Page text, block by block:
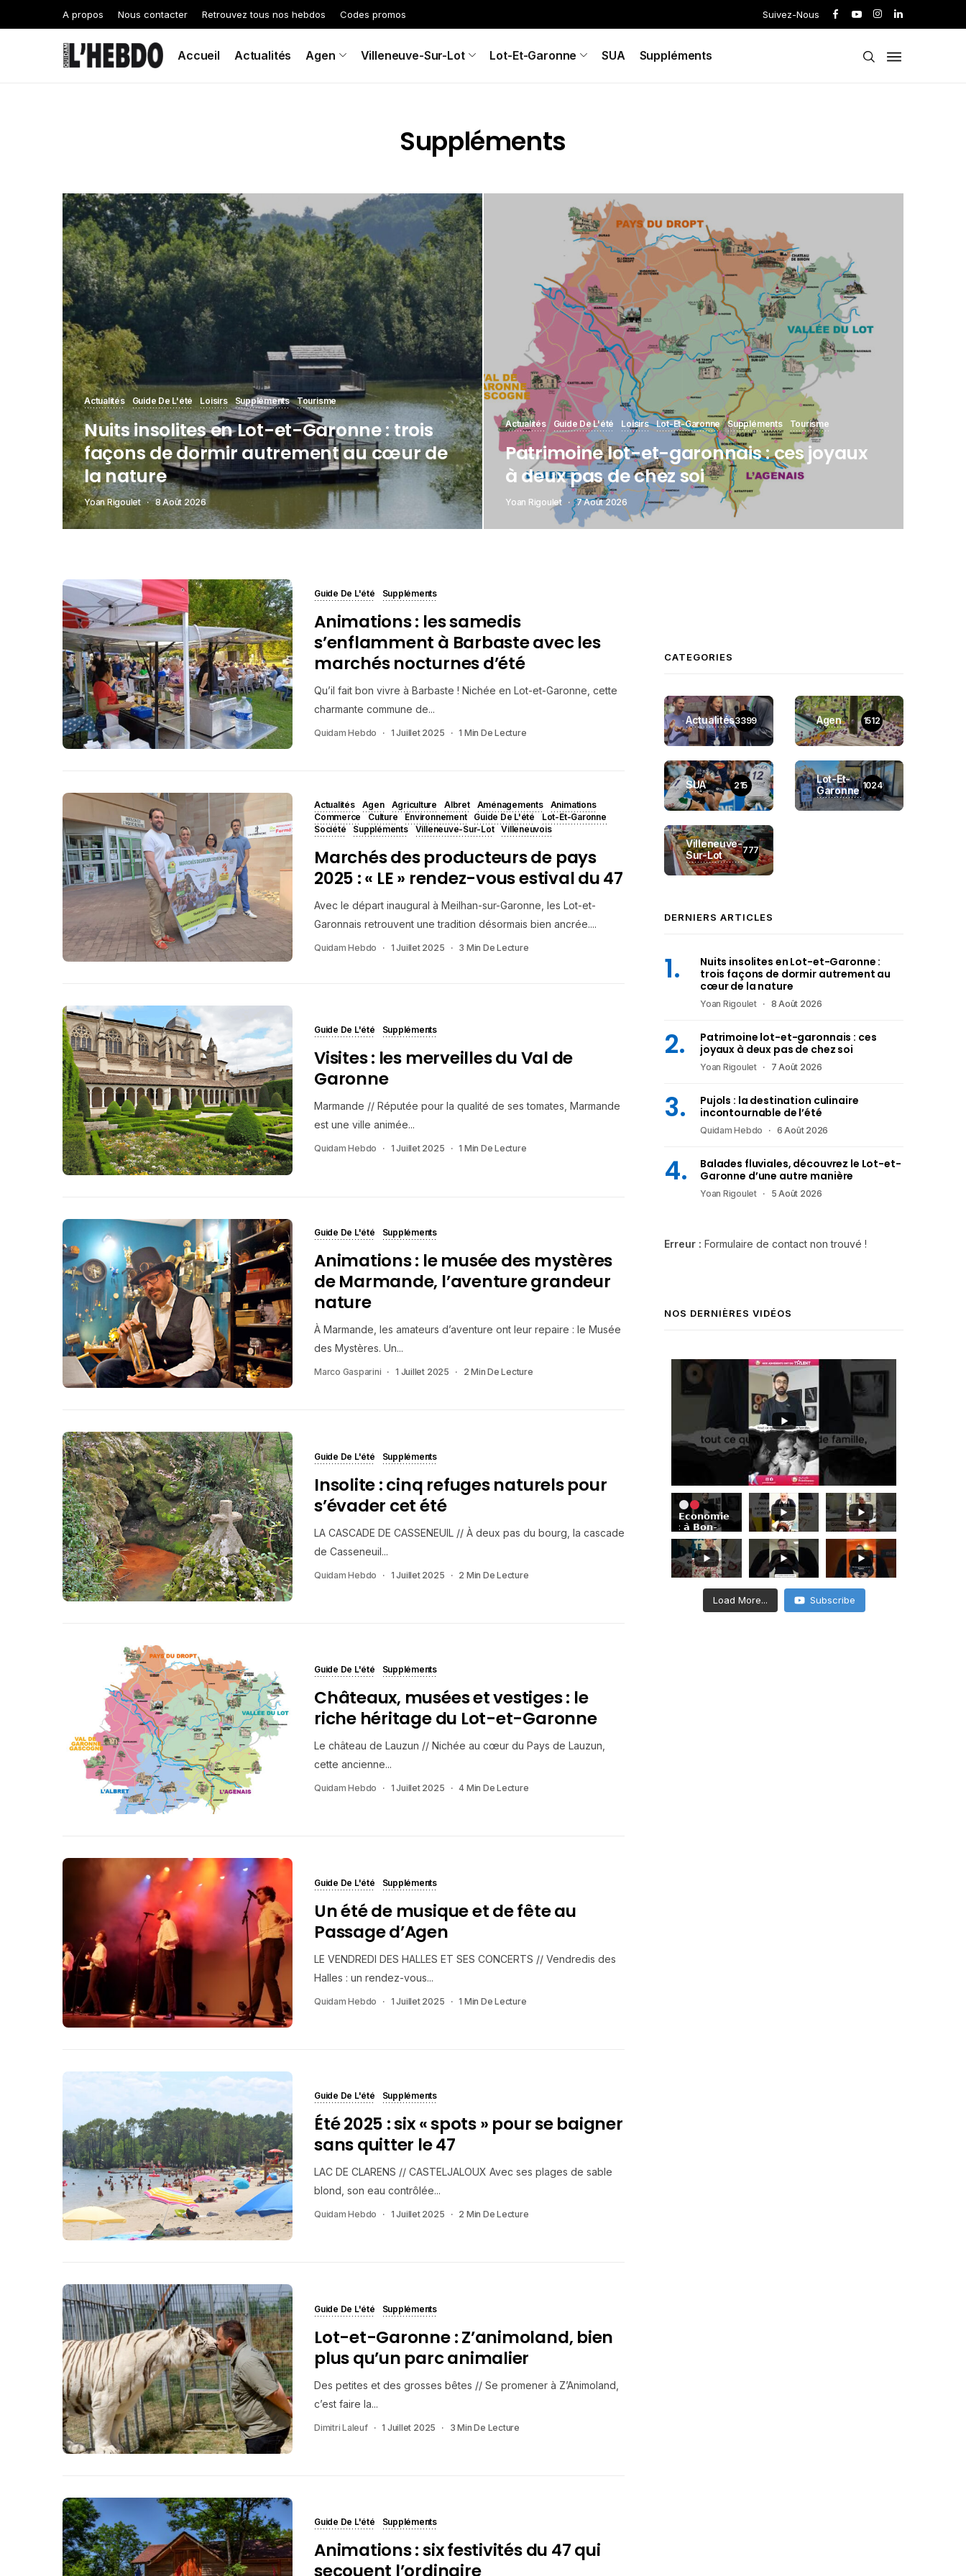
A propos Nous contacter Retrouvez tous nos hebdos Codes promos Suivez-Nous
Accueil Actualités Agen Villeneuve-Sur-Lot Lot-Et-Garonne SUA Suppléments
Suppléments
Actualités Guide De L'été Loisirs Suppléments Tourisme
Nuits insolites en Lot-et-Garonne : trois
façons de dormir autrement au cœur de
la nature
Yoan Rigoulet 8 Août 2026
Actualités Guide De L'été Loisirs Lot-Et-Garonne Suppléments Tourisme
Patrimoine lot-et-garonnais : ces joyaux
à deux pas de chez soi
Yoan Rigoulet 7 Août 2026
Guide De L'été Suppléments
Animations : les samedis
s’enflamment à Barbaste avec les
marchés nocturnes d’été
Qu’il fait bon vivre à Barbaste ! Nichée en Lot-et-Garonne, cette
charmante commune de...
Quidam Hebdo 1 Juillet 2025 1 Min De Lecture
Actualités Agen Agriculture Albret Aménagements
Animations
Commerce
Culture Environnement Guide De L'été
Lot-Et-Garonne
Société
Suppléments Villeneuve-Sur-Lot Villeneuvois
Marchés des producteurs de pays
2025 : « LE » rendez-vous estival du 47
Avec le départ inaugural à Meilhan-sur-Garonne, les Lot-et-
Garonnais retrouvent une tradition désormais bien ancrée....
Quidam Hebdo 1 Juillet 2025 3 Min De Lecture
Guide De L'été Suppléments
Visites : les merveilles du Val de
Garonne
Marmande // Réputée pour la qualité de ses tomates, Marmande
est une ville animée...
Quidam Hebdo 1 Juillet 2025 1 Min De Lecture
Guide De L'été Suppléments
Animations : le musée des mystères
de Marmande, l’aventure grandeur
nature
À Marmande, les amateurs d’aventure ont leur repaire : le Musée
des Mystères. Un...
Marco Gasparini 1 Juillet 2025 2 Min De Lecture
Guide De L'été Suppléments
Insolite : cinq refuges naturels pour
s’évader cet été
LA CASCADE DE CASSENEUIL // À deux pas du bourg, la cascade
de Casseneuil...
Quidam Hebdo 1 Juillet 2025 2 Min De Lecture
Guide De L'été Suppléments
Châteaux, musées et vestiges : le
riche héritage du Lot-et-Garonne
Le château de Lauzun // Nichée au cœur du Pays de Lauzun,
cette ancienne...
Quidam Hebdo 1 Juillet 2025 4 Min De Lecture
Guide De L'été Suppléments
Un été de musique et de fête au
Passage d’Agen
LE VENDREDI DES HALLES ET SES CONCERTS // Vendredis des
Halles : un rendez-vous...
Quidam Hebdo 1 Juillet 2025 1 Min De Lecture
Guide De L'été Suppléments
Été 2025 : six « spots » pour se baigner
sans quitter le 47
LAC DE CLARENS // CASTELJALOUX Avec ses plages de sable
blond, son eau contrôlée...
Quidam Hebdo 1 Juillet 2025 2 Min De Lecture
Guide De L'été Suppléments
Lot-et-Garonne : Z’animoland, bien
plus qu’un parc animalier
Des petites et des grosses bêtes // Se promener à Z’Animoland,
c’est faire la...
Dimitri Laleuf 1 Juillet 2025 3 Min De Lecture
Guide De L'été Suppléments
Animations : six festivités du 47 qui
secouent l’ordinaire
CATEGORIES
Actualités3399 Agen 1512
SUA 215
Lot-Et-
Garonne 1024
Villeneuve-
Sur-Lot
777
DERNIERS ARTICLES
Nuits insolites en Lot-et-Garonne :
trois façons de dormir autrement au
cœur de la nature
Yoan Rigoulet 8 Août 2026
Patrimoine lot-et-garonnais : ces
joyaux à deux pas de chez soi
Yoan Rigoulet 7 Août 2026
Pujols : la destination culinaire
incontournable de l’été
Quidam Hebdo 6 Août 2026
Balades fluviales, découvrez le Lot-et-
Garonne d’une autre manière
Yoan Rigoulet 5 Août 2026
Erreur : Formulaire de contact non trouvé !
NOS DERNIÈRES VIDÉOS
𝗘𝗰𝗼𝗻𝗼𝗺𝗶𝗲
: 𝗮̀ 𝗕𝗼𝗻-
𝗘𝗻𝗰𝗼𝗻𝘁𝗿𝗲,
𝗦𝗶𝗺𝗼𝗻
𝗔𝗯𝗶𝗸𝗲𝗿
𝗺𝗲𝘁
𝗹’𝗲𝘅𝗶𝗴𝗲𝗻𝗰𝗲
𝗱𝗲 𝗹𝗮
𝗽𝗵𝗼𝘁𝗼 𝗮𝘂
𝘀𝗲𝗿𝘃𝗶𝗰𝗲
Load More... Subscribe